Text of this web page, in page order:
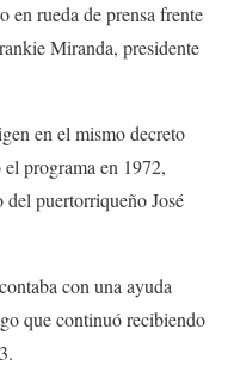
en rueda de prensa frente
Miranda, presidente
en el mismo decreto
programa en 1972,
del puertorriqueño José
con una ayuda
que continuó recibiendo